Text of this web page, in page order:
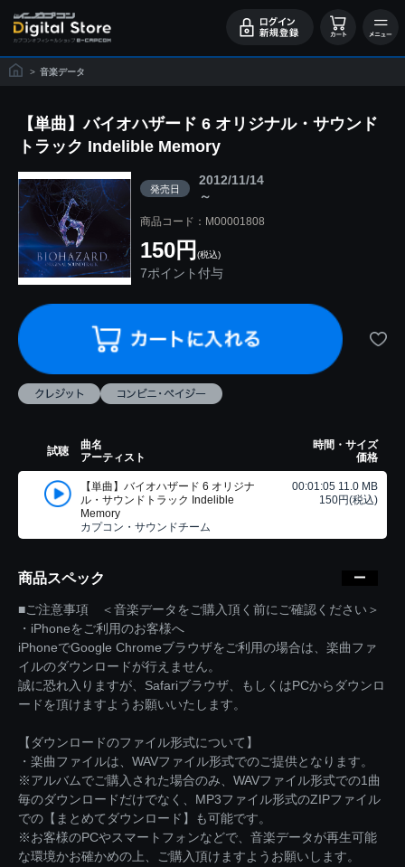
> 音楽データ
【単曲】バイオハザード 6 オリジナル・サウンド
トラック Indelible Memory
発売日
2012/11/14
～
商品コード：M00001808
150円 (税込)
7ポイント付与
試聴
曲名
アーティスト
時間・サイズ
価格
【単曲】バイオハザード 6 オリジナ
ル・サウンドトラック Indelible
Memory
カプコン・サウンドチーム
00:01:05 11.0 MB
150円(税込)
商品スペック
■ご注意事項 ＜音楽データをご購入頂く前にご確認ください＞
・iPhoneをご利用のお客様へ
iPhoneでGoogle Chromeブラウザをご利用の場合は、楽曲ファ
イルのダウンロードが行えません。
誠に恐れ入りますが、Safariブラウザ、もしくはPCからダウンロ
ードを頂けますようお願いいたします。
【ダウンロードのファイル形式について】
・楽曲ファイルは、WAVファイル形式でのご提供となります。
※アルバムでご購入された場合のみ、WAVファイル形式での1曲
毎のダウンロードだけでなく、MP3ファイル形式のZIPファイル
での【まとめてダウンロード】も可能です。
※お客様のPCやスマートフォンなどで、音楽データが再生可能
な環境かお確かめの上、ご購入頂けますようお願いします。